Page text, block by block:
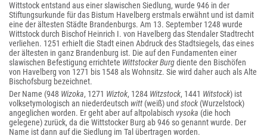
Wittstock entstand aus einer slawischen Siedlung, wurde 946 in der
Stiftungsurkunde für das Bistum Havelberg erstmals erwähnt und ist damit
eine der ältesten Städte Brandenburgs. Am 13. September 1248 wurde
Wittstock durch Bischof Heinrich I. von Havelberg das Stendaler Stadtrecht
verliehen. 1251 erhielt die Stadt einen Abdruck des Stadtsiegels, das eines
der ältesten in ganz Brandenburg ist. Die auf den Fundamenten einer
slawischen Befestigung errichtete Wittstocker Burgdiente den Bischöfen
von Havelberg von 1271 bis 1548 als Wohnsitz. Sie wird daher auch als Alte
Bischofsburg bezeichnet.
Der Name (948 Wizoka, 1271 Wiztok, 1284 Witzstock, 1441 Witstock) ist
volksetymologisch an niederdeutsch witt (weiß) und stock (Wurzelstock)
angeglichen worden. Er geht aber auf altpolabisch vysoka (die hoch
gelegene) zurück, da die Wittstocker Burg ab 946 so genannt wurde. Der
Name ist dann auf die Siedlung im Tal übertragen worden.